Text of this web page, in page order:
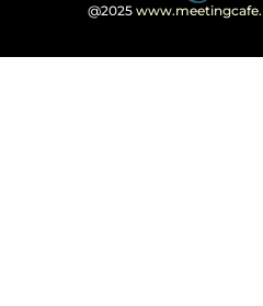
@2025